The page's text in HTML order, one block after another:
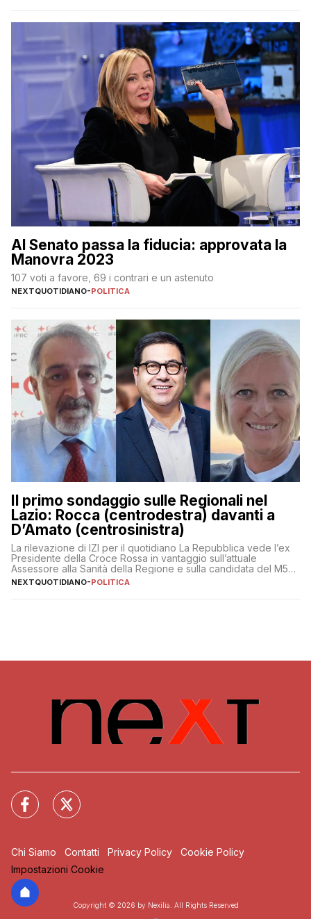
Al Senato passa la fiducia: approvata la
Manovra 2023
107 voti a favore, 69 i contrari e un astenuto
NEXTQUOTIDIANO-POLITICA
Il primo sondaggio sulle Regionali nel
Lazio: Rocca (centrodestra) davanti a
D’Amato (centrosinistra)
La rilevazione di IZI per il quotidiano La Repubblica vede l’ex
Presidente della Croce Rossa in vantaggio sull’attuale
Assessore alla Sanità della Regione e sulla candidata del M5S
Donatella Bianchi
NEXTQUOTIDIANO-POLITICA
Chi Siamo Contatti Privacy Policy
Cookie Policy
Impostazioni Cookie
Copyright © 2026 by Nexilia. All Rights Reserved